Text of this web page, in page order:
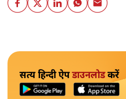
सत्य हिन्दी ऐपडाउनलोडकरें